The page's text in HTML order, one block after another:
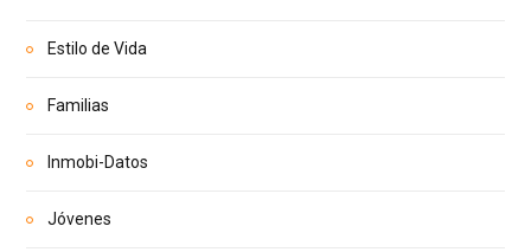
Estilo de Vida
Familias
Inmobi-Datos
Jóvenes